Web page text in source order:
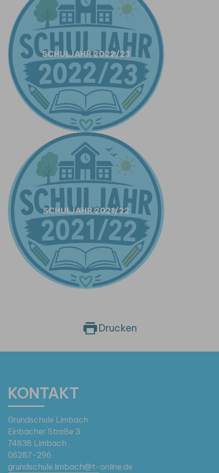
SCHULJAHR 2022/23
SCHULJAHR 2021/22
Drucken
KONTAKT
Grundschule Limbach
Einbacher Straße 3
74838 Limbach
06287-296
grundschule.limbach@t-online.de